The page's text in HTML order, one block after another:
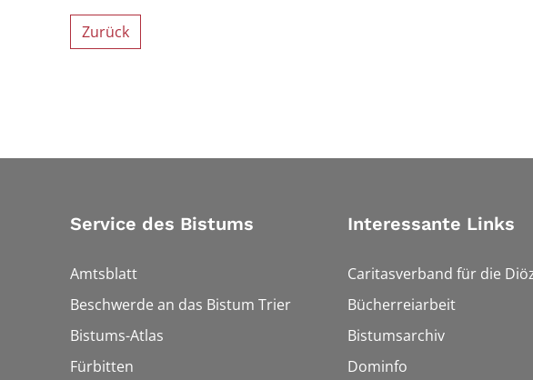
Zurück
Service des Bistums
Amtsblatt
Beschwerde an das Bistum Trier
Bistums-Atlas
Fürbitten
Interessante Links
Caritasverband für die
Bücherreiarbeit
Bistumsarchiv
Dominfo